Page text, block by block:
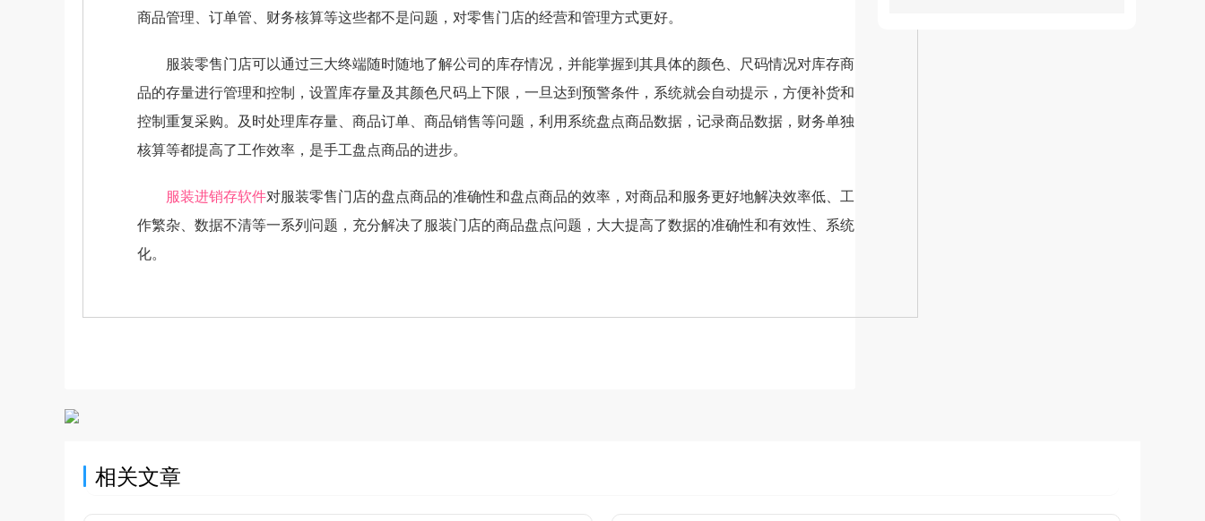
商品管理、订单管、财务核算等这些都不是问题，对零售门店的经营和管理方式更好。
服装零售门店可以通过三大终端随时随地了解公司的库存情况，并能掌握到其具体的颜色、尺码情况对库存商
品的存量进行管理和控制，设置库存量及其颜色尺码上下限，一旦达到预警条件，系统就会自动提示，方便补货和
控制重复采购。及时处理库存量、商品订单、商品销售等问题，利用系统盘点商品数据，记录商品数据，财务单独
核算等都提高了工作效率，是手工盘点商品的进步。
服装进销存软件对服装零售门店的盘点商品的准确性和盘点商品的效率，对商品和服务更好地解决效率低、工
作繁杂、数据不清等一系列问题，充分解决了服装门店的商品盘点问题，大大提高了数据的准确性和有效性、系统
化。
相关文章